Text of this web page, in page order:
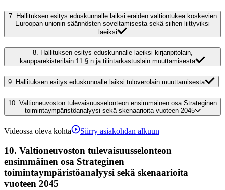
7. Hallituksen esitys eduskunnalle laiksi eräiden valtiontukea koskevien
Euroopan unionin säännösten soveltamisesta sekä siihen liittyviksi
laeiksi
8. Hallituksen esitys eduskunnalle laeiksi kirjanpitolain,
kaupparekisterilain 11 §:n ja tilintarkastuslain muuttamisesta
9. Hallituksen esitys eduskunnalle laiksi tuloverolain muuttamisesta
10. Valtioneuvoston tulevaisuusselonteon ensimmäinen osa Strateginen
toimintaympäristöanalyysi sekä skenaarioita vuoteen 2045
Videossa oleva kohta Siirry asiakohdan alkuun
10. Valtioneuvoston tulevaisuusselonteon
ensimmäinen osa Strateginen
toimintaympäristöanalyysi sekä skenaarioita
vuoteen 2045